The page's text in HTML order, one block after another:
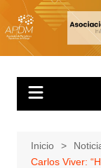
Inicio
Carlos Viver: